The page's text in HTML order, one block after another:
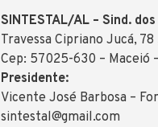
SINTESTAL/AL – Sind.
Travessa Cipriano Jucá,
Cep: 57025-630 – Maceió
Presidente:
Vicente José Barbosa –
sintestal@gmail.com